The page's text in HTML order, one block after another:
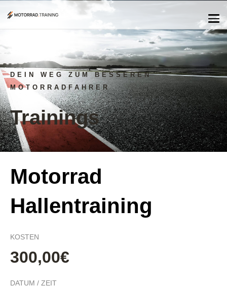
DEIN WEG ZUM BESSEREN
MOTORRADFAHRER
Trainings
Motorrad
Hallentraining
KOSTEN
300,00€
DATUM / ZEIT